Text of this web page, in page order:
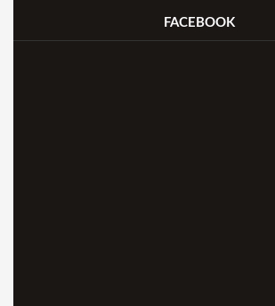
FACEBOOK